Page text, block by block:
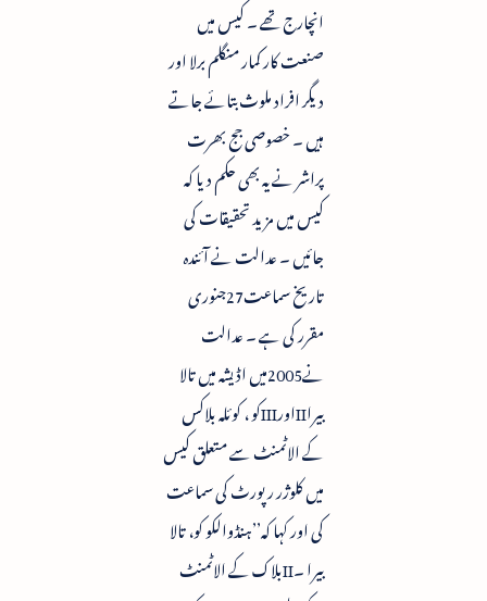
انچارج تھے ۔ کیس میں
صنعت کار کمار منگلم برلا اور
دیگر افراد ملوث بتائے جاتے
ہیں ۔ خصوصی جج بھرت
پراشر نے یہ بھی حکم دیا کہ
کیس میں مزید تحقیقات کی
جائیں ۔ عدالت نے آئندہ
تاریخ سماعت27جنوری
مقرر کی ہے ۔ عدالت
نے2005میں اڈیشہ میں تالا
بیراIIاورIIIکو ، کوئلہ بلاکس
کے الاٹمنٹ سے متعلق کیس
میں کلوژر رپورٹ کی سماعت
کی اور کہا کہ’’ہنڈوالکو کو، تالا
بیرا ۔IIبلاک کے الاٹمنٹ